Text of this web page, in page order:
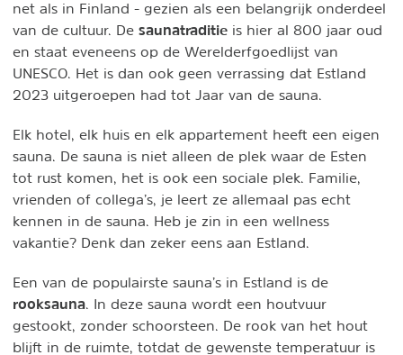
net als in Finland - gezien als een belangrijk onderdeel
van de cultuur. De saunatraditie is hier al 800 jaar oud
en staat eveneens op de Werelderfgoedlijst van
UNESCO. Het is dan ook geen verrassing dat Estland
2023 uitgeroepen had tot Jaar van de sauna.
Elk hotel, elk huis en elk appartement heeft een eigen
sauna. De sauna is niet alleen de plek waar de Esten
tot rust komen, het is ook een sociale plek. Familie,
vrienden of collega’s, je leert ze allemaal pas echt
kennen in de sauna. Heb je zin in een wellness
vakantie? Denk dan zeker eens aan Estland.
Een van de populairste sauna’s in Estland is de
rooksauna . In deze sauna wordt een houtvuur
gestookt, zonder schoorsteen. De rook van het hout
blijft in de ruimte, totdat de gewenste temperatuur is